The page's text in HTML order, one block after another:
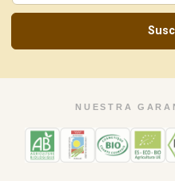
NUESTRA